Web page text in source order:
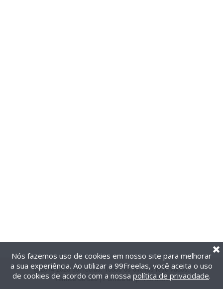
@2014-2026 99Freelas. Todos os direitos reservados.
Termos de uso| Política de privacidade
Nós fazemos uso de cookies em nosso site para melhorar
a sua experiência. Ao utilizar a 99Freelas, você aceita o uso
de cookies de acordo com a nossa política de privacidade.